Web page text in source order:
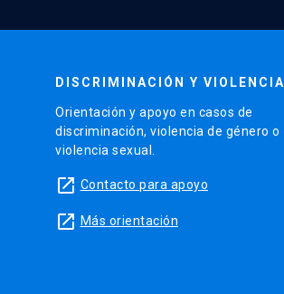
DISCRIMINACIÓN Y VIOLENCIA
Orientación y apoyo en casos de
discriminación, violencia de género o
violencia sexual.
launch Contacto para apoyo
launch Más orientación